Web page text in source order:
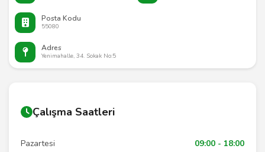
Posta Kodu
55080
Adres
Yenimahalle, 34. Sokak No:5
Çalışma Saatleri
Pazartesi 09:00 - 18:00